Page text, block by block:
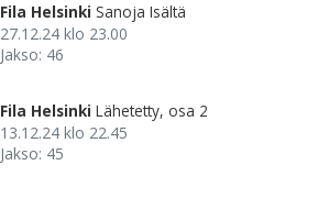
Fila Helsinki Sanoja Isältä
27.12.24 klo 23.00
Jakso: 46
Fila Helsinki Lähetetty, osa 2
13.12.24 klo 22.45
Jakso: 45